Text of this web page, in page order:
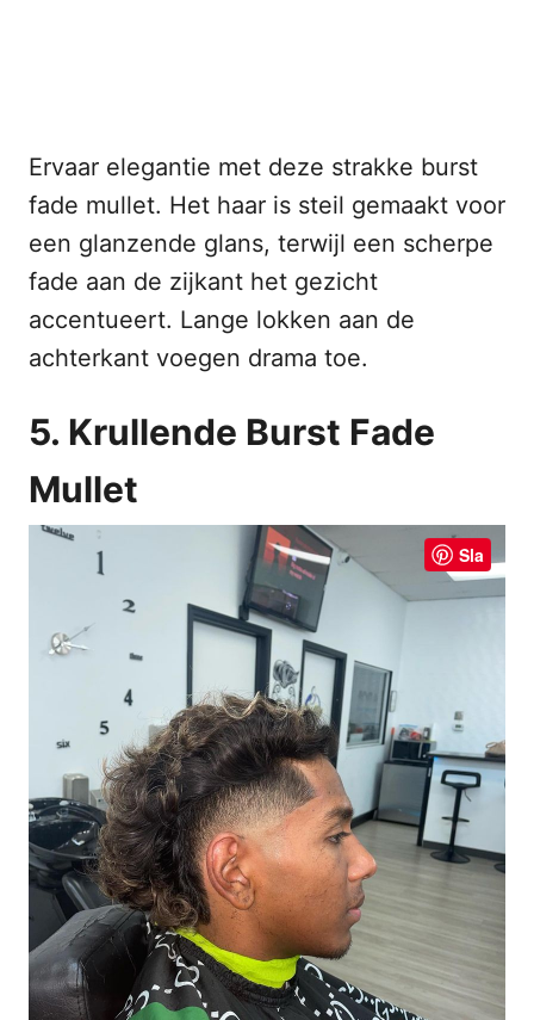
Ervaar elegantie met deze strakke burst
fade mullet. Het haar is steil gemaakt voor
een glanzende glans, terwijl een scherpe
fade aan de zijkant het gezicht
accentueert. Lange lokken aan de
achterkant voegen drama toe.
5. Krullende Burst Fade
Mullet
Sla